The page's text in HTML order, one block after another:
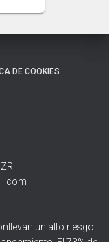
DE COOKIES
un alto riesgo